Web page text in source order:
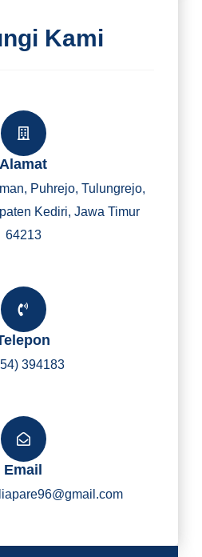
Y
I
Kami
Alamat
Puhrejo, Tulungrejo,
Kediri, Jawa Timur
64213
394183
Email